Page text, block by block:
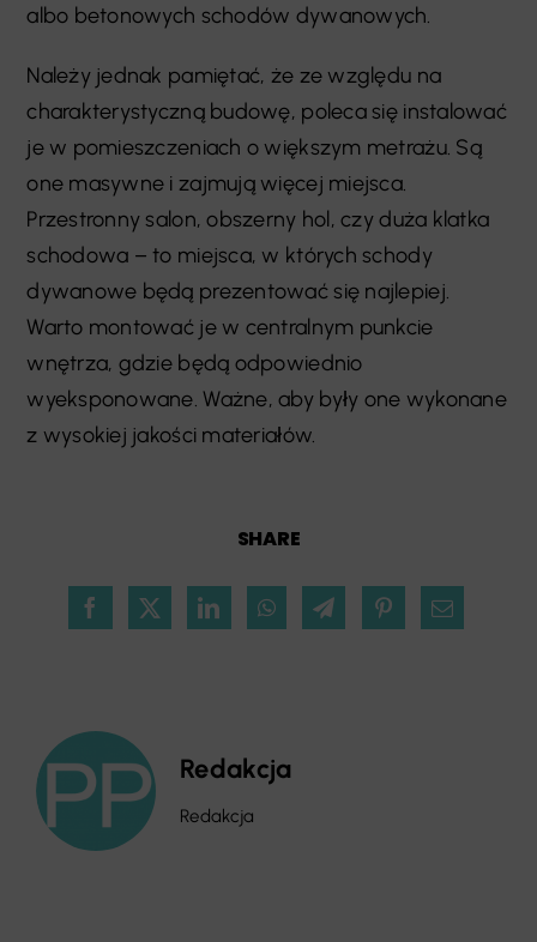
SHARE
albo betonowych schodów dywanowych.
Należy jednak pamiętać, że ze względu na
charakterystyczną budowę, poleca się instalować
je w pomieszczeniach o większym metrażu. Są
one masywne i zajmują więcej miejsca.
Przestronny salon, obszerny hol, czy duża klatka
schodowa – to miejsca, w których schody
dywanowe będą prezentować się najlepiej.
Warto montować je w centralnym punkcie
wnętrza, gdzie będą odpowiednio
wyeksponowane. Ważne, aby były one wykonane
z wysokiej jakości materiałów.
Redakcja
Redakcja